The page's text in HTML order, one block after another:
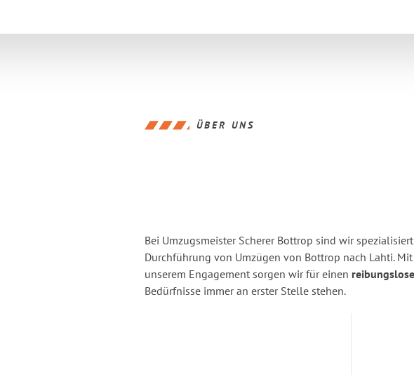
ÜBER UNS
Bei Umzugsmeister Scherer Bottrop sind wir
Durchführung von Umzügen von Bottrop nach Lahti.
unserem Engagement sorgen wir für einen
Bedürfnisse immer an erster Stelle stehen.